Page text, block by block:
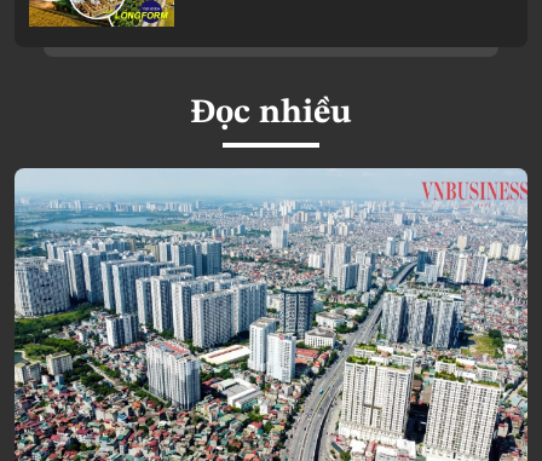
Đọc nhiều